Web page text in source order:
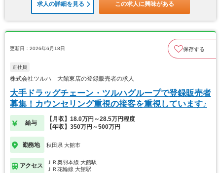
求人の詳細を見る この求人に興味がある
更新日：2026年6月18日 保存する
正社員
株式会社ツルハ 大館東店の登録販売者の求人
大手ドラッグチェーン・ツルハグループで登録販売者
募集！カウンセリング重視の接客を重視しています♪
給与
【月収】18.0万円～28.5万円程度
【年収】350万円～500万円
勤務地 秋田県 大館市
アクセス
ＪＲ奥羽本線 大館駅
ＪＲ花輪線 大館駅